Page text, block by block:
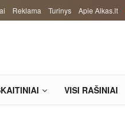
Reklama Turinys Apie Alkas.lt
VISI RAŠINIAI